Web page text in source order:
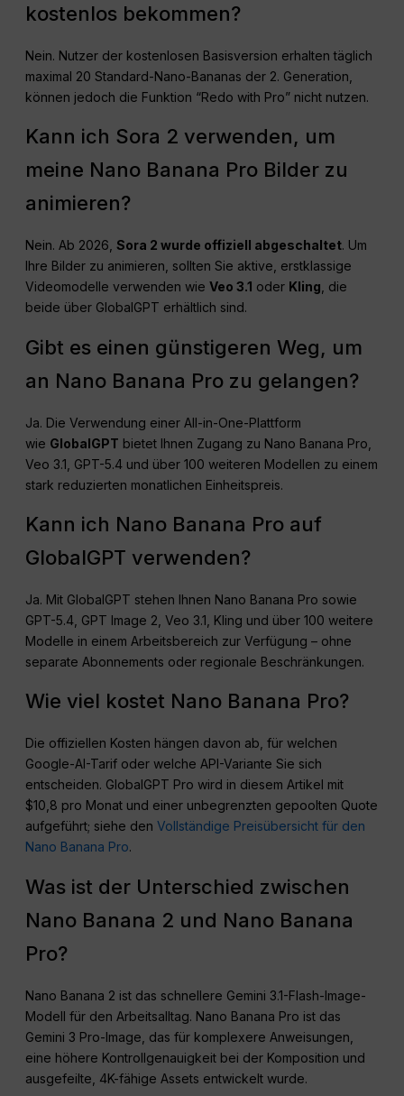
kostenlos bekommen?
Nein. Nutzer der kostenlosen Basisversion erhalten täglich
maximal 20 Standard-Nano-Bananas der 2. Generation,
können jedoch die Funktion “Redo with Pro” nicht nutzen.
Kann ich Sora 2 verwenden, um
meine Nano Banana Pro Bilder zu
animieren?
Nein. Ab 2026,Sora 2 wurde offiziell abgeschaltet. Um
Ihre Bilder zu animieren, sollten Sie aktive, erstklassige
Videomodelle verwenden wieVeo 3.1 oder Kling , die
beide über GlobalGPT erhältlich sind.
Gibt es einen günstigeren Weg, um
an Nano Banana Pro zu gelangen?
Ja. Die Verwendung einer All-in-One-Plattform
wie GlobalGPT bietet Ihnen Zugang zu Nano Banana Pro,
Veo 3.1, GPT-5.4 und über 100 weiteren Modellen zu einem
stark reduzierten monatlichen Einheitspreis.
Kann ich Nano Banana Pro auf
GlobalGPT verwenden?
Ja. Mit GlobalGPT stehen Ihnen Nano Banana Pro sowie
GPT-5.4, GPT Image 2, Veo 3.1, Kling und über 100 weitere
Modelle in einem Arbeitsbereich zur Verfügung – ohne
separate Abonnements oder regionale Beschränkungen.
Wie viel kostet Nano Banana Pro?
Die offiziellen Kosten hängen davon ab, für welchen
Google-AI-Tarif oder welche API-Variante Sie sich
entscheiden. GlobalGPT Pro wird in diesem Artikel mit
$10,8 pro Monat und einer unbegrenzten gepoolten Quote
aufgeführt; siehe denVollständige Preisübersicht für den
Nano Banana Pro.
Was ist der Unterschied zwischen
Nano Banana 2 und Nano Banana
Pro?
Nano Banana 2 ist das schnellere Gemini 3.1-Flash-Image-
Modell für den Arbeitsalltag. Nano Banana Pro ist das
Gemini 3 Pro-Image, das für komplexere Anweisungen,
eine höhere Kontrollgenauigkeit bei der Komposition und
ausgefeilte, 4K-fähige Assets entwickelt wurde.